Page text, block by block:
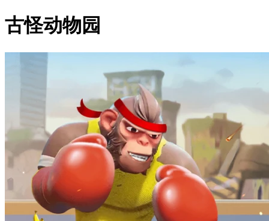
古怪动物园